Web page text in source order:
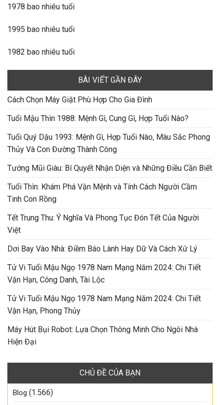
1978 bao nhiêu tuổi
1995 bao nhiêu tuổi
1982 bao nhiêu tuổi
BÀI VIẾT GẦN ĐÂY
Cách Chọn Máy Giặt Phù Hợp Cho Gia Đình
Tuổi Mậu Thìn 1988: Mệnh Gì, Cung Gì, Hợp Tuổi Nào?
Tuổi Quý Dậu 1993: Mệnh Gì, Hợp Tuổi Nào, Màu Sắc Phong
Thủy Và Con Đường Thành Công
Tướng Mũi Giàu: Bí Quyết Nhận Diện và Những Điều Cần Biết
Tuổi Thìn: Khám Phá Vận Mệnh và Tính Cách Người Cầm
Tinh Con Rồng
Tết Trung Thu: Ý Nghĩa Và Phong Tục Đón Tết Của Người
Việt
Dơi Bay Vào Nhà: Điềm Báo Lành Hay Dữ Và Cách Xử Lý
Tử Vi Tuổi Mậu Ngọ 1978 Nam Mạng Năm 2024: Chi Tiết
Vận Hạn, Công Danh, Tài Lộc
Tử Vi Tuổi Mậu Ngọ 1978 Nam Mạng Năm 2024: Chi Tiết
Vận Hạn, Phong Thủy
Máy Hút Bụi Robot: Lựa Chọn Thông Minh Cho Ngôi Nhà
Hiện Đại
CHỦ ĐỀ CỦA BẠN
Blog (1.566)